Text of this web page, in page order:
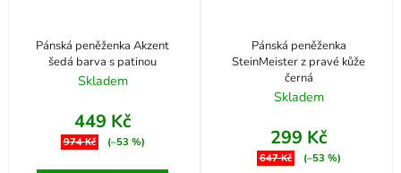
Pánská peněženka Akzent
šedá barva s patinou
Skladem
449 Kč
974 Kč (–53 %)
Pánská peněženka
SteinMeister z pravé kůže
černá
Skladem
299 Kč
647 Kč (–53 %)